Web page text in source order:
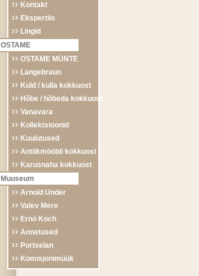
Kontakt
Ekspertiis
Lingid
OSTAME
OSTAME MÜNTE
Langebraun
Kuld / kulla kokkuost
Hõbe / hõbeda kokkuost
Vanavara
Kollektsioonid
Kuulutused
Antiikmööbli kokkuost
Karusnaha kokkuost
Muuseum
Arnold Under
Valev Mere
Ernö Koch
Annetused
Portselan
Komisjonimüük